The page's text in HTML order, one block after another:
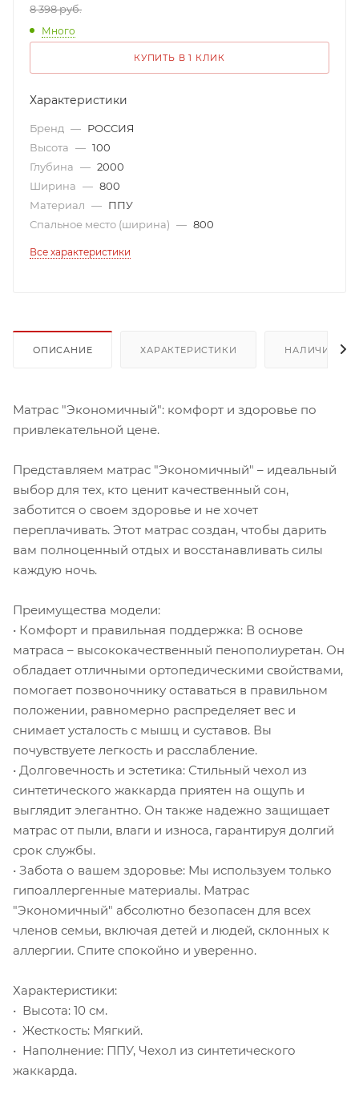
8 398 руб.
Много
КУПИТЬ В 1 КЛИК
Характеристики
Бренд — РОССИЯ
Высота — 100
Глубина — 2000
Ширина — 800
Материал — ППУ
Спальное место (ширина) — 800
Все характеристики
ОПИСАНИЕ ХАРАКТЕРИСТИКИ НАЛИЧИЕ
Матрас "Экономичный": комфорт и здоровье по
привлекательной цене.
Представляем матрас "Экономичный" – идеальный
выбор для тех, кто ценит качественный сон,
заботится о своем здоровье и не хочет
переплачивать. Этот матрас создан, чтобы дарить
вам полноценный отдых и восстанавливать силы
каждую ночь.
Преимущества модели:
• Комфорт и правильная поддержка: В основе
матраса – высококачественный пенополиуретан. Он
обладает отличными ортопедическими свойствами,
помогает позвоночнику оставаться в правильном
положении, равномерно распределяет вес и
снимает усталость с мышц и суставов. Вы
почувствуете легкость и расслабление.
• Долговечность и эстетика: Стильный чехол из
синтетического жаккарда приятен на ощупь и
выглядит элегантно. Он также надежно защищает
матрас от пыли, влаги и износа, гарантируя долгий
срок службы.
• Забота о вашем здоровье: Мы используем только
гипоаллергенные материалы. Матрас
"Экономичный" абсолютно безопасен для всех
членов семьи, включая детей и людей, склонных к
аллергии. Спите спокойно и уверенно.
Характеристики:
• Высота: 10 см.
• Жесткость: Мягкий.
• Наполнение: ППУ, Чехол из синтетического
жаккарда.